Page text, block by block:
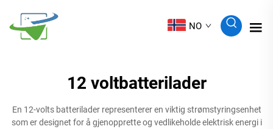
NO
12 voltbatterilader
En 12-volts batterilader representerer en viktig strømstyringsenhet
som er designet for å gjenopprette og vedlikeholde elektrisk energi i